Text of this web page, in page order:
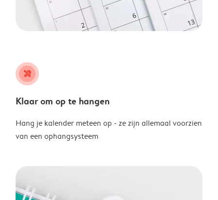
tools
Klaar om op te hangen
Hang je kalender meteen op - ze zijn allemaal voorzien
van een ophangsysteem